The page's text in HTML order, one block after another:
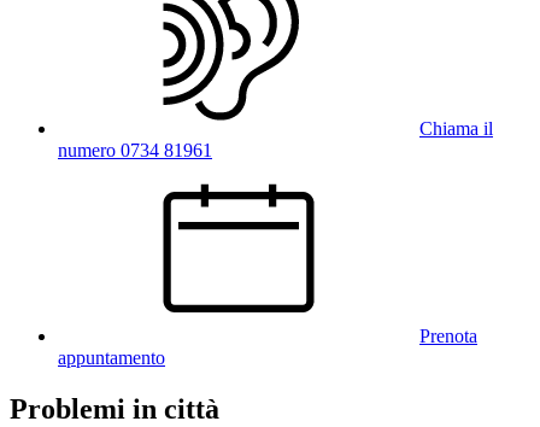
Chiama il
numero 0734 81961
Prenota
appuntamento
Problemi in città